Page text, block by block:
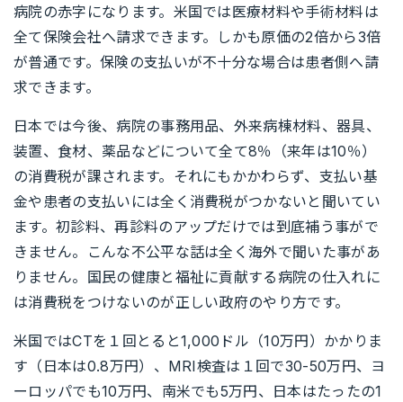
病院の赤字になります。米国では医療材料や手術材料は
全て保険会社へ請求できます。しかも原価の2倍から3倍
が普通です。保険の支払いが不十分な場合は患者側へ請
求できます。
日本では今後、病院の事務用品、外来病棟材料、器具、
装置、食材、薬品などについて全て8％（来年は10％）
の消費税が課されます。それにもかかわらず、支払い基
金や患者の支払いには全く消費税がつかないと聞いてい
ます。初診料、再診料のアップだけでは到底補う事がで
きません。こんな不公平な話は全く海外で聞いた事があ
りません。国民の健康と福祉に貢献する病院の仕入れに
は消費税をつけないのが正しい政府のやり方です。
米国ではCTを１回とると1,000ドル（10万円）かかりま
す（日本は0.8万円）、MRI検査は１回で30-50万円、ヨ
ーロッパでも10万円、南米でも5万円、日本はたったの1